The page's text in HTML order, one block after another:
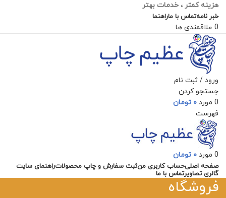
هزینه کمتر ، خدمات بهتر
خبر نامهتماس با ماراهنما
0 علاقمندی ها
ورود / ثبت نام
جستجو کردن
0 مورد ۰ تومان
فهرست
0 مورد ۰ تومان
صفحه اصلیحساب کاربری منثبت سفارش و چاپ محصولاتراهنمای سایت
گالری تصاویرتماس با ما
فروشگاه